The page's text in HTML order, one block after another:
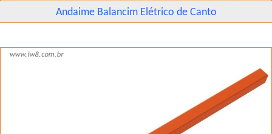
Andaime Balancim Elétrico de Canto